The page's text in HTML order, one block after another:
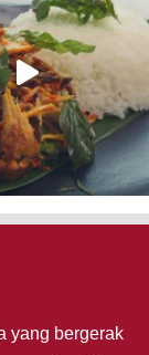
yang bergerak